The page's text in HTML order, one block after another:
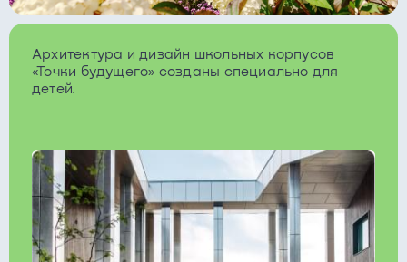
Архитектура и дизайн школьных корпусов
«Точки будущего» созданы специально для
детей.